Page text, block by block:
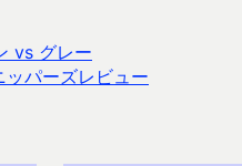
vs グレー
パーズレビュー